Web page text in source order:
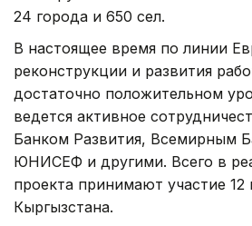
24 города и 650 сел.
В настоящее время по линии
реконструкции и развития
достаточно положительном
ведется активное
Банком Развития, Всемирным
ЮНИСЕФ и другими. Всего в
проекта принимают участие 12
Кыргызстана.